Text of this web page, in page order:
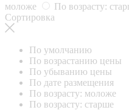
моложе
По возрасту:
Сортировка
По умолчанию
По возрастанию цены
По убыванию цены
По дате размещения
По возрасту: моложе
По возрасту: старше